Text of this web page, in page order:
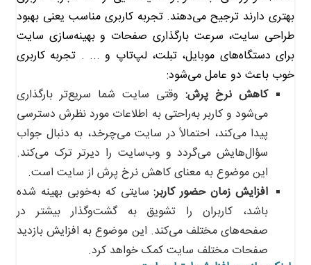
بهتری دارند ترجیح می‌دهند. تجربه کاربری مناسب یعنی بهبود
طراحی سایت، سرعت بارگذاری صفحات و بهینه‌سازی سایت
برای دستگاه‌های موبایل، تبلت، لپ‌تاپ و ... . تجربه کاربری
خوب باعث دو عامل می‌شود:
کاهش نرخ پرش: وقتی سایت شما سریع‌تر بارگذاری
می‌شود و کاربر به‌راحتی به اطلاعات مورد نظرش دسترسی
پیدا می‌کند، احتمالاً در سایت می‌چرخد، به دنبال جواب
سؤال‌هایش می‌گردد و وب‌سایت را دیرتر ترک می‌کند.
این موضوع به معنای کاهش نرخ پرش از سایت است.
افزایش زمان حضور کاربر: سایتی که به‌خوبی بهینه شده
باشد، کاربران را تشویق به گشت‌وگذار بیشتر در
صفحه‌های مختلف می‌کند. این موضوع به افزایش بازدید
صفحات مختلف سایت کمک خواهد کرد.